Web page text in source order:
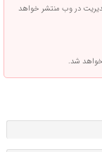
در وب منتشر خواهد
شد.